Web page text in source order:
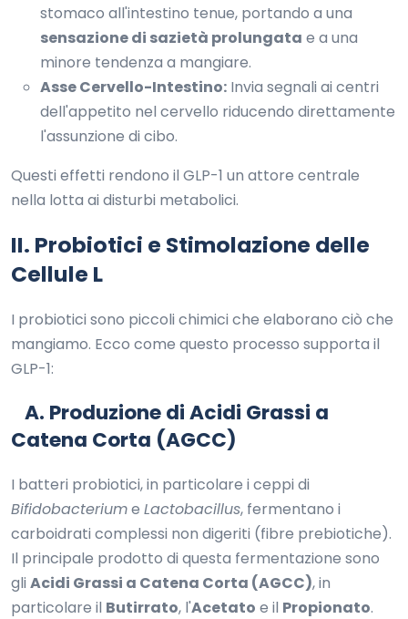
stomaco all'intestino tenue, portando a una
sensazione di sazietà prolungata e a una
minore tendenza a mangiare.
Asse Cervello-Intestino: Invia segnali ai centri
dell'appetito nel cervello riducendo direttamente
l'assunzione di cibo.
Questi effetti rendono il GLP-1 un attore centrale
nella lotta ai disturbi metabolici.
II. Probiotici e Stimolazione delle
Cellule L
I probiotici sono piccoli chimici che elaborano ciò che
mangiamo. Ecco come questo processo supporta il
GLP-1:
A. Produzione di Acidi Grassi a
Catena Corta (AGCC)
I batteri probiotici, in particolare i ceppi di
Bifidobacteriume Lactobacillus, fermentano i
carboidrati complessi non digeriti (fibre prebiotiche).
Il principale prodotto di questa fermentazione sono
gli Acidi Grassi a Catena Corta (AGCC), in
particolare il Butirrato, l'Acetato e il Propionato.